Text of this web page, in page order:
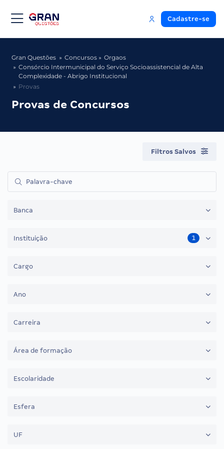
Cadastre-se
Gran Questões Concursos
Orgaos
Consórcio Intermunicipal do Serviço Socioassistencial de Alta
Complexidade - Abrigo Institucional
Provas
Provas de Concursos
Filtros Salvos
Banca
Instituição 1
Cargo
Ano
Carreira
Área de formação
Escolaridade
Esfera
UF